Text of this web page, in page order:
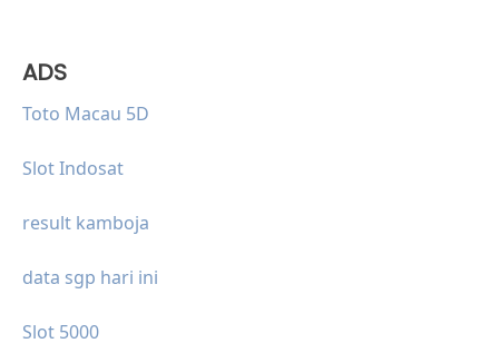
ADS
Toto Macau 5D
Slot Indosat
result kamboja
data sgp hari ini
Slot 5000